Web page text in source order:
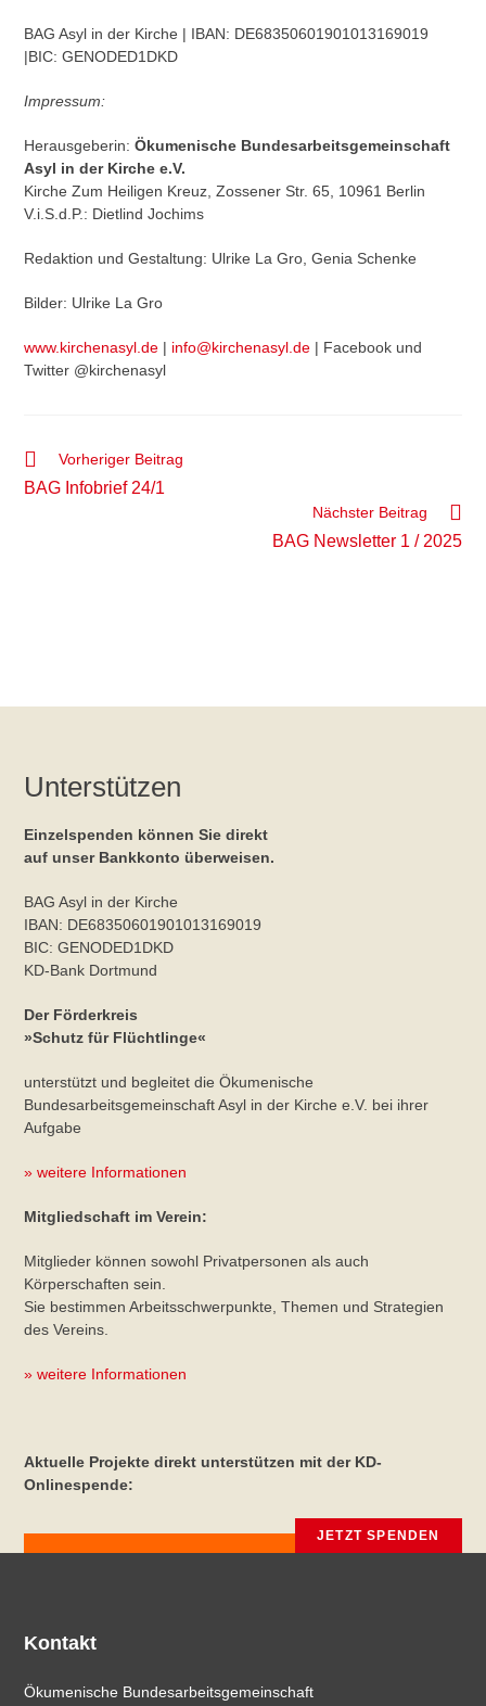
BAG Asyl in der Kirche | IBAN: DE68350601901013169019
|BIC: GENODED1DKD
Impressum:
Herausgeberin: Ökumenische Bundesarbeitsgemeinschaft
Asyl in der Kirche e.V.
Kirche Zum Heiligen Kreuz, Zossener Str. 65, 10961 Berlin
V.i.S.d.P.: Dietlind Jochims
Redaktion und Gestaltung: Ulrike La Gro, Genia Schenke
Bilder: Ulrike La Gro
www.kirchenasyl.de | info@kirchenasyl.de | Facebook und
Twitter @kirchenasyl
Weitere
Artikel
ansehen
Vorheriger Beitrag
BAG Infobrief 24/1
Nächster Beitrag
BAG Newsletter 1 / 2025
Unterstützen
Einzelspenden können Sie direkt
auf unser Bankkonto überweisen.
BAG Asyl in der Kirche
IBAN: DE68350601901013169019
BIC: GENODED1DKD
KD-Bank Dortmund
Der Förderkreis
»Schutz für Flüchtlinge«
unterstützt und begleitet die Ökumenische
Bundesarbeitsgemeinschaft Asyl in der Kirche e.V. bei ihrer
Aufgabe
» weitere Informationen
Mitgliedschaft im Verein:
Mitglieder können sowohl Privatpersonen als auch
Körperschaften sein.
Sie bestimmen Arbeitsschwerpunkte, Themen und Strategien
des Vereins.
» weitere Informationen
Aktuelle Projekte direkt unterstützen mit der KD-
Onlinespende:
JETZT SPENDEN
Kontakt
Ökumenische Bundesarbeitsgemeinschaft